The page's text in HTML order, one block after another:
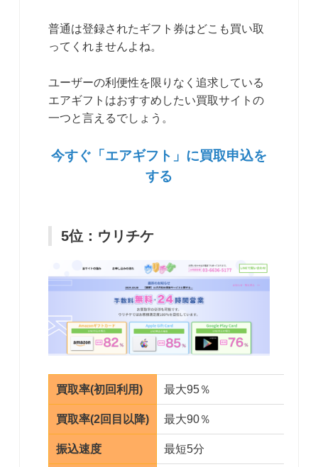
普通は登録されたギフト券はどこも買い取
ってくれませんよね。
ユーザーの利便性を限りなく追求している
エアギフトはおすすめしたい買取サイトの
一つと言えるでしょう。
今すぐ「エアギフト」に買取申込を
する
5位：ウリチケ
買取率(初回利用) 最大95％
買取率(2回目以降) 最大90％
振込速度 最短5分